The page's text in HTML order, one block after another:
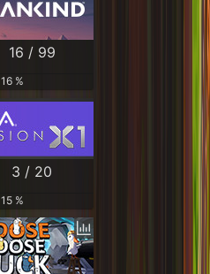
16 / 99
16 %
3 / 20
15 %